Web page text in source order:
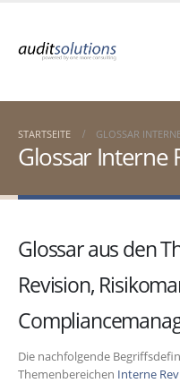
STARTSEITE GLOSSAR
Glossar Interne
Glossar aus den
Revision,
Die nachfolgende
Themenbereichen Interne